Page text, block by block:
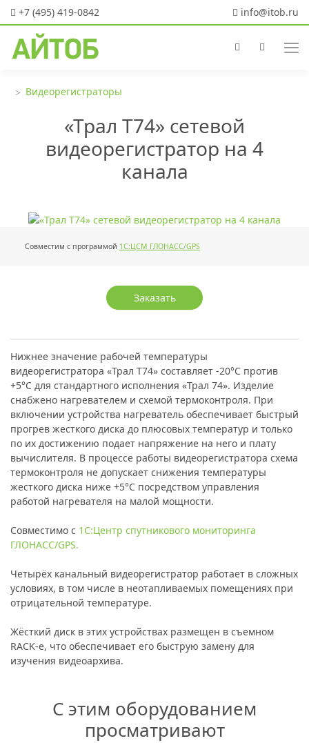
+7 (495) 419-0842 info@itob.ru
Видеорегистраторы
«Трал Т74» сетевой
видеорегистратор на 4
канала
Совместим с программой 1С:ЦСМ ГЛОНАСС/GPS
Заказать
Нижнее значение рабочей температуры
видеорегистратора «Трал Т74» составляет -20°С против
+5°C для стандартного исполнения «Трал 74». Изделие
снабжено нагревателем и схемой термоконтроля. При
включении устройства нагреватель обеспечивает быстрый
прогрев жесткого диска до плюсовых температур и только
по их достижению подает напряжение на него и плату
вычислителя. В процессе работы видеорегистратора схема
термоконтроля не допускает снижения температуры
жесткого диска ниже +5°C посредством управления
работой нагревателя на малой мощности.
Совместимо с 1С:Центр спутникового мониторинга
ГЛОНАСС/GPS.
Четырёх канальный видеорегистратор работает в сложных
условиях, в том числе в неотапливаемых помещениях при
отрицательной температуре.
Жёсткий диск в этих устройствах размещен в съемном
RACK-е, что обеспечивает его быструю замену для
изучения видеоархива.
С этим оборудованием
просматривают